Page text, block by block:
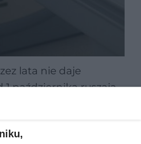
lata nie daje
1 października ruszają